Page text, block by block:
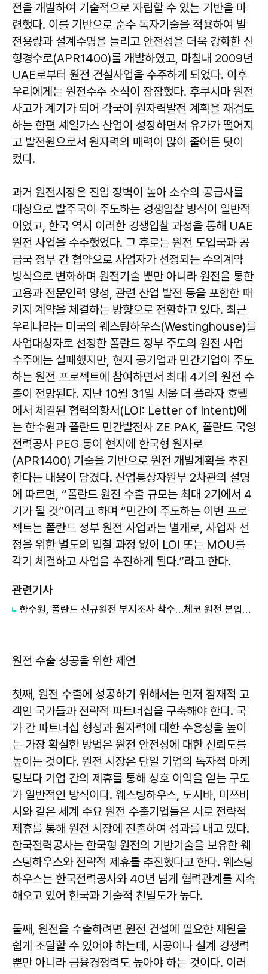
전을 개발하여 기술적으로 자립할 수 있는 기반을 마
련했다. 이를 기반으로 순수 독자기술을 적용하여 발
전용량과 설계수명을 늘리고 안전성을 더욱 강화한 신
형경수로(APR1400)를 개발하였고, 마침내 2009년
UAE로부터 원전 건설사업을 수주하게 되었다. 이후
우리에게는 원전수주 소식이 잠잠했다. 후쿠시마 원전
사고가 계기가 되어 각국이 원자력발전 계획을 재검토
하는 한편 셰일가스 산업이 성장하면서 유가가 떨어지
고 발전원으로서 원자력의 매력이 많이 줄어든 탓이
컸다.
과거 원전시장은 진입 장벽이 높아 소수의 공급사를
대상으로 발주국이 주도하는 경쟁입찰 방식이 일반적
이었고, 한국 역시 이러한 경쟁입찰 과정을 통해 UAE
원전 사업을 수주했었다. 그 후로는 원전 도입국과 공
급국 정부 간 협약으로 사업자가 선정되는 수의계약
방식으로 변화하며 원전기술 뿐만 아니라 원전을 통한
고용과 전문인력 양성, 관련 산업 발전 등을 포함한 패
키지 계약을 체결하는 방향으로 전환하고 있다. 최근
우리나라는 미국의 웨스팅하우스(Westinghouse)를
사업대상자로 선정한 폴란드 정부 주도의 원전 사업
수주에는 실패했지만, 현지 공기업과 민간기업이 주도
하는 원전 프로젝트에 참여하면서 최대 4기의 원전 수
출이 전망된다. 지난 10월 31일 서울 더 플라자 호텔
에서 체결된 협력의향서(LOI: Letter of Intent)에
는 한수원과 폴란드 민간발전사 ZE PAK, 폴란드 국영
전력공사 PEG 등이 현지에 한국형 원자로
(APR1400) 기술을 기반으로 원전 개발계획을 추진
한다는 내용이 담겼다. 산업통상자원부 2차관의 설명
에 따르면, “폴란드 원전 수출 규모는 최대 2기에서 4
기가 될 것”이라고 하며 “민간이 주도하는 이번 프로
젝트는 폴란드 정부 원전 사업과는 별개로, 사업자 선
정을 위한 별도의 입찰 과정 없이 LOI 또는 MOU를
각기 체결하고 사업을 추진하게 된다.”라고 한다.
관련기사
​한수원, 폴란드 신규원전 부지조사 착수…체코 원전 본입찰도 참여
원전 수출 성공을 위한 제언
첫째, 원전 수출에 성공하기 위해서는 먼저 잠재적 고
객인 국가들과 전략적 파트너십을 구축해야 한다. 국
가 간 파트너십 형성과 원자력에 대한 수용성을 높이
는 가장 확실한 방법은 원전 안전성에 대한 신뢰도를
높이는 것이다. 원전 시장은 단일 기업의 독자적 마케
팅보다 기업 간의 제휴를 통해 상호 이익을 얻는 구도
가 일반적인 방식이다. 웨스팅하우스, 도시바, 미쯔비
시와 같은 세계 주요 원전 수출기업들은 서로 전략적
제휴를 통해 원전 시장에 진출하여 성과를 내고 있다.
한국전력공사는 한국형 원전의 기반기술을 보유한 웨
스팅하우스와 전략적 제휴를 추진했다고 한다. 웨스팅
하우스는 한국전력공사와 40년 넘게 협력관계를 지속
해오고 있어 한국과 기술적 친밀도가 높다.
둘째, 원전을 수출하려면 원전 건설에 필요한 재원을
쉽게 조달할 수 있어야 하는데, 시공이나 설계 경쟁력
뿐만 아니라 금융경쟁력도 높아야 하는 것이다. 이러